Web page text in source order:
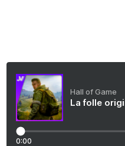
Hall of Game
La folle
0:00